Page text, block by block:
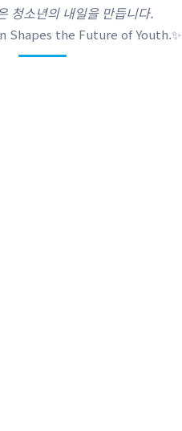
청소년의 내일을 만듭니다.
Shapes the Future of Youth.✨